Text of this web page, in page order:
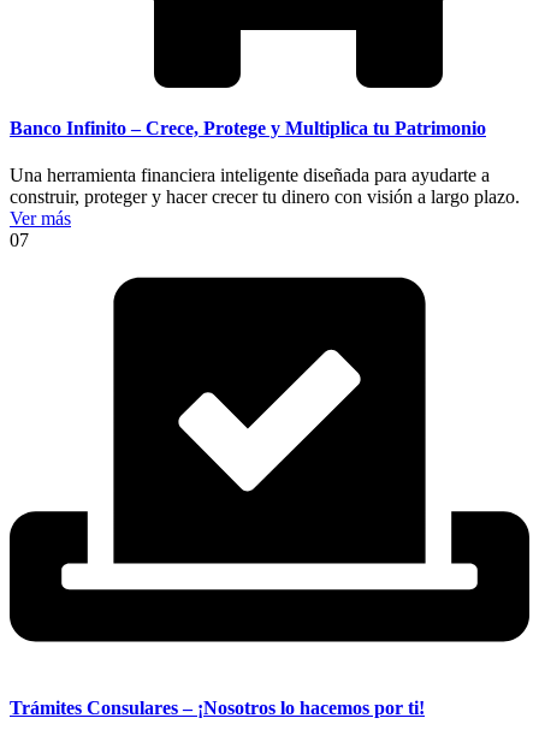
Banco Infinito – Crece, Protege y Multiplica tu Patrimonio
Una herramienta financiera inteligente diseñada para ayudarte a
construir, proteger y hacer crecer tu dinero con visión a largo plazo.
Ver más
07
Trámites Consulares – ¡Nosotros lo hacemos por ti!